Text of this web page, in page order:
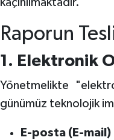
kaçınılmaktadır.
Raporun
1. Elektronik
Yönetmelikte
günümüz teknolojik
E-posta (E-mail)